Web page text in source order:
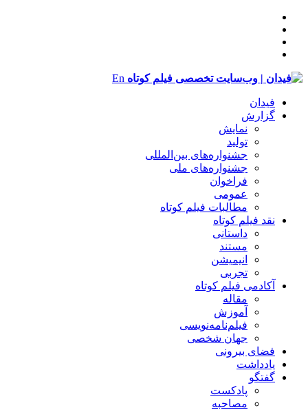
En
فیدان
گزارش
نمایش
تولید
‌‌جشنواره‌های بین‌المللی
جشنواره‌های ملی
فراخوان
عمومی
مطالبات فیلم کوتاه
نقد فیلم کوتاه
داستانی
مستند
انیمیشن
تجربی
آکادمی فیلم کوتاه
مقاله
آموزش
فیلم‌نامه‌نویسی
جهان شخصی
فضای بیرونی
یادداشت
گفتگو
پادکست
مصاحبه